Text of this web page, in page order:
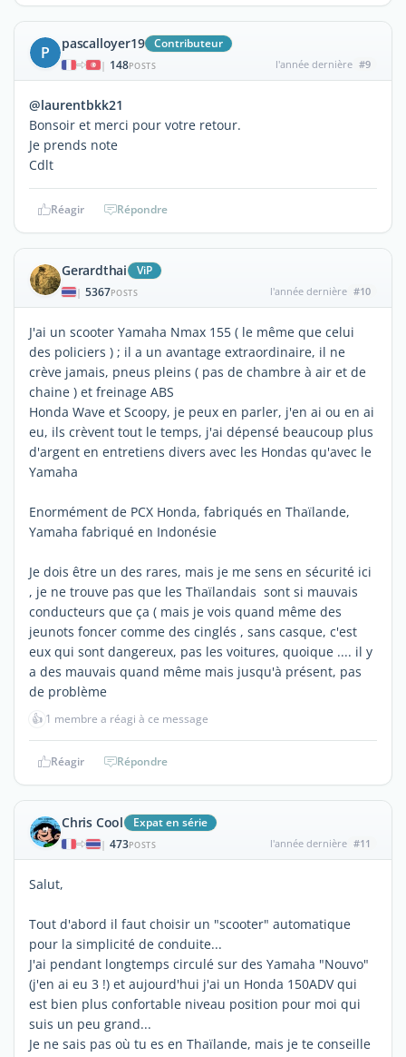
P pascalloyer19 Contributeur
| 148POSTS l'année dernière #9
@laurentbkk21
Bonsoir et merci pour votre retour.
Je prends note
Cdlt
Réagir Répondre
Gerardthai ViP
| 5367POSTS l'année dernière #10
J'ai un scooter Yamaha Nmax 155 ( le même que celui
des policiers ) ; il a un avantage extraordinaire, il ne
crève jamais, pneus pleins ( pas de chambre à air et de
chaine ) et freinage ABS
Honda Wave et Scoopy, je peux en parler, j'en ai ou en ai
eu, ils crèvent tout le temps, j'ai dépensé beaucoup plus
d'argent en entretiens divers avec les Hondas qu'avec le
Yamaha
Enormément de PCX Honda, fabriqués en Thaïlande,
Yamaha fabriqué en Indonésie
Je dois être un des rares, mais je me sens en sécurité ici
, je ne trouve pas que les Thaïlandais sont si mauvais
conducteurs que ça ( mais je vois quand même des
jeunots foncer comme des cinglés , sans casque, c'est
eux qui sont dangereux, pas les voitures, quoique .... il y
a des mauvais quand même mais jusqu'à présent, pas
de problème
👍 1 membre a réagi à ce message
Réagir Répondre
Chris Cool Expat en série
| 473POSTS l'année dernière #11
Salut,
Tout d'abord il faut choisir un "scooter" automatique
pour la simplicité de conduite...
J'ai pendant longtemps circulé sur des Yamaha "Nouvo"
(j'en ai eu 3 !) et aujourd'hui j'ai un Honda 150ADV qui
est bien plus confortable niveau position pour moi qui
suis un peu grand...
Je ne sais pas où tu es en Thaïlande, mais je te conseille